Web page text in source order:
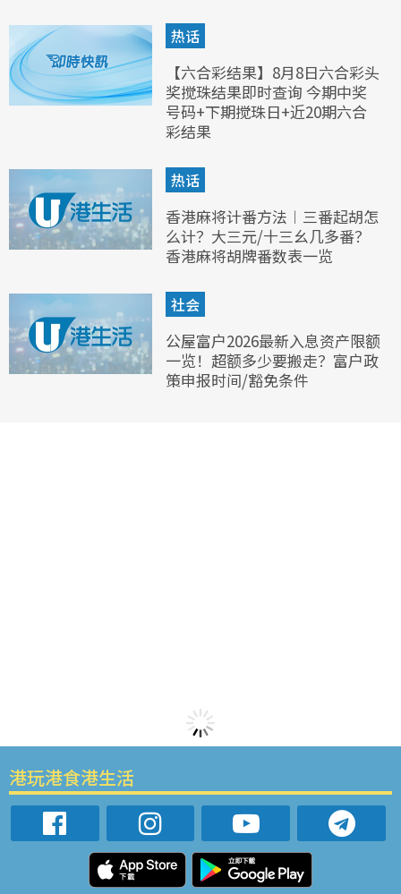
热话
【六合彩结果】8月8日六合彩头
奖搅珠结果即时查询 今期中奖
号码+下期搅珠日+近20期六合
彩结果
热话
香港麻将计番方法︱三番起胡怎
么计？大三元/十三幺几多番？
香港麻将胡牌番数表一览
社会
公屋富户2026最新入息资产限额
一览！超额多少要搬走？富户政
策申报时间/豁免条件
港玩港食港生活